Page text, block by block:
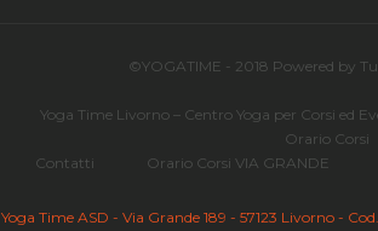
©YOGATIME - 2018 Powered by
Yoga Time Livorno – Centro Yoga per Corsi ed
Contatti
Orario Corsi
Orario Corsi VIA GRANDE
Yoga Time ASD - Via Grande 189 - 57123 Livorno -